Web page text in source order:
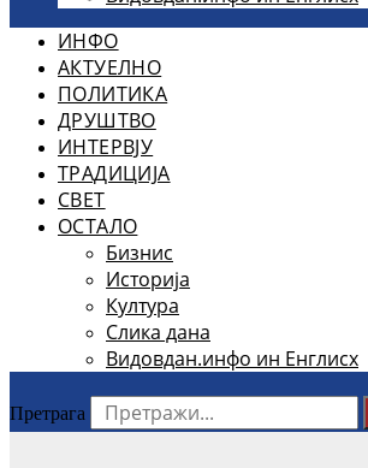
ИНФО
АКТУЕЛНО
ПОЛИТИКА
ДРУШТВО
ИНТЕРВЈУ
ТРАДИЦИЈА
СВЕТ
ОСТАЛО
Бизнис
Историја
Култура
Слика дана
Видовдан.инфо ин Енглисх
Претрага